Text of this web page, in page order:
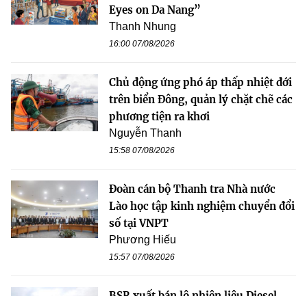
Eyes on Da Nang”
Thanh Nhung
16:00 07/08/2026
Chủ động ứng phó áp thấp nhiệt đới
trên biển Đông, quản lý chặt chẽ các
phương tiện ra khơi
Nguyễn Thanh
15:58 07/08/2026
Đoàn cán bộ Thanh tra Nhà nước
Lào học tập kinh nghiệm chuyển đổi
số tại VNPT
Phương Hiếu
15:57 07/08/2026